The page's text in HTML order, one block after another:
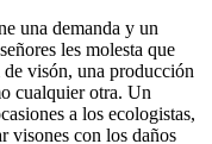
una demanda y un
les molesta que
visón, una producción
cualquier otra. Un
a los ecologistas,
visones con los daños